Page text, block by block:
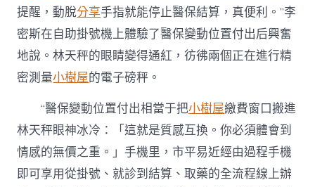
提醒，動脫分享手指就能停止醫保結算，真便利。”李
密斯在自助掛號機上體驗了醫保變動位置付出后興奮
地說。林天秤的眼睛變得通紅，彷彿兩個正在進行精
密測量小樹屋的電子磅秤。
“醫保變動位置付出相當于把小樹屋繳費窗口搬進
林天秤眼神冰冷：「這就是質感互換。你必須體會到
情感的無價之重。」手機里，市平易近經由過程手機
即可享用從掛號、就診到結算、取藥的全流程線上辦